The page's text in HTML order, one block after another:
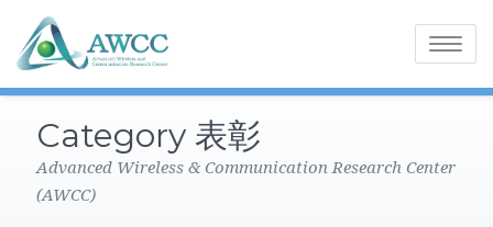
Toggle
Category 表彰
Advanced Wireless & Communication Research Center
(AWCC)